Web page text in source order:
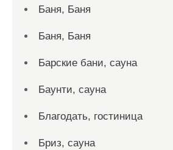
Баня, Баня
Баня, Баня
Барские бани, сауна
Баунти, сауна
Благодать, гостиница
Бриз, сауна